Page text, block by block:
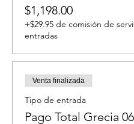
$1,198.00
+$29.95 de comisión de
entradas
Venta finalizada
Tipo de entrada
Pago Total Grecia